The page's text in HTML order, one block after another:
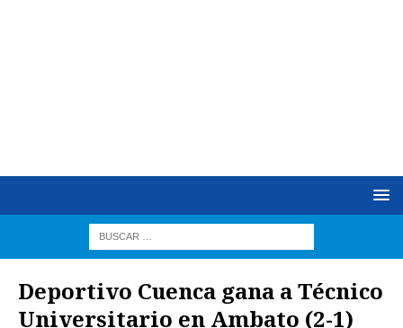
Deportivo Cuenca gana a Técnico
Universitario en Ambato (2-1)